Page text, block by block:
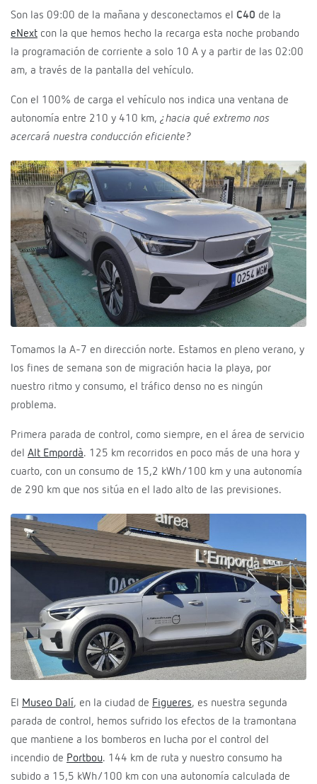
Son las 09:00 de la mañana y desconectamos el C40 de la
eNext con la que hemos hecho la recarga esta noche probando
la programación de corriente a solo 10 A y a partir de las 02:00
am, a través de la pantalla del vehículo.
Con el 100% de carga el vehículo nos indica una ventana de
autonomía entre 210 y 410 km, ¿hacia qué extremo nos
acercará nuestra conducción eficiente?
Tomamos la A-7 en dirección norte. Estamos en pleno verano, y
los fines de semana son de migración hacia la playa, por
nuestro ritmo y consumo, el tráfico denso no es ningún
problema.
Primera parada de control, como siempre, en el área de servicio
del Alt Empordà. 125 km recorridos en poco más de una hora y
cuarto, con un consumo de 15,2 kWh/100 km y una autonomía
de 290 km que nos sitúa en el lado alto de las previsiones.
El Museo Dalí, en la ciudad de Figueres, es nuestra segunda
parada de control, hemos sufrido los efectos de la tramontana
que mantiene a los bomberos en lucha por el control del
incendio de Portbou. 144 km de ruta y nuestro consumo ha
subido a 15,5 kWh/100 km con una autonomía calculada de